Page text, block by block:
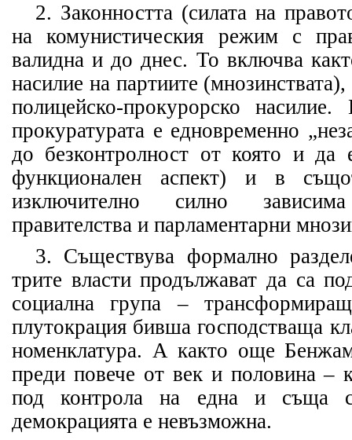
2. Законността (силата на
на комунистическия режим с
валидна и до днес. То включва
насилие на партиите
полицейско-прокурорско
прокуратурата е едновременно
до безконтролност от която и да
функционален аспект) и в
изключително силно
правителства и парламентарни
3. Съществува формално
трите власти продължават да са
социална група –
плутокрация бивша господстваща
номенклатура. А както още
преди повече от век и половина –
под контрола на една и съща
демокрацията е невъзможна.